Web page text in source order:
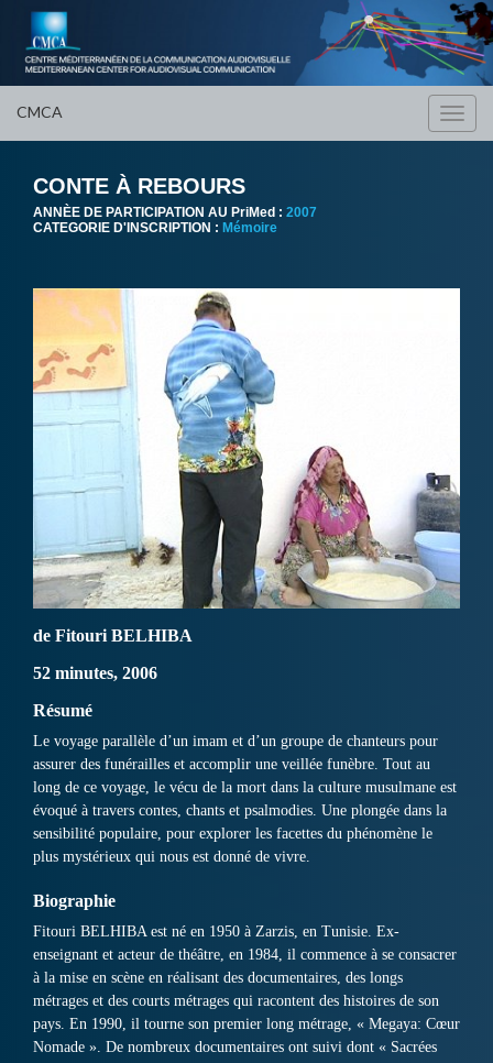
CMCA
CONTE À REBOURS
ANNÈE DE PARTICIPATION AU PriMed : 2007
CATEGORIE D'INSCRIPTION : Mémoire
de Fitouri BELHIBA
52 minutes, 2006
Résumé
Le voyage parallèle d’un imam et d’un groupe de chanteurs pour
assurer des funérailles et accomplir une veillée funèbre. Tout au
long de ce voyage, le vécu de la mort dans la culture musulmane est
évoqué à travers contes, chants et psalmodies. Une plongée dans la
sensibilité populaire, pour explorer les facettes du phénomène le
plus mystérieux qui nous est donné de vivre.
Biographie
Fitouri BELHIBA est né en 1950 à Zarzis, en Tunisie. Ex-
enseignant et acteur de théâtre, en 1984, il commence à se consacrer
à la mise en scène en réalisant des documentaires, des longs
métrages et des courts métrages qui racontent des histoires de son
pays. En 1990, il tourne son premier long métrage, « Megaya: Cœur
Nomade ». De nombreux documentaires ont suivi dont « Sacrées